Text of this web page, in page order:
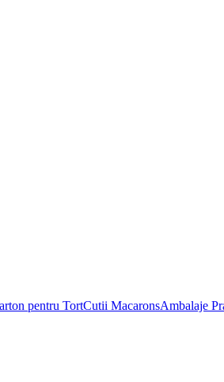
pentru TortCutii MacaronsAmbalaje